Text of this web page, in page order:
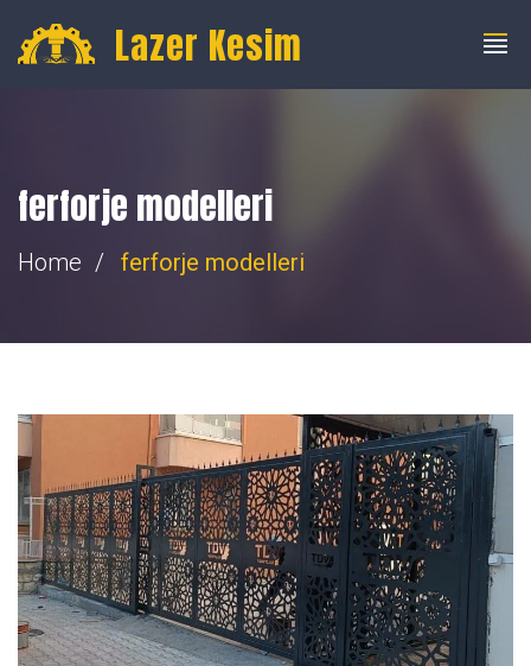
info@fibercnclazer.com
Lazer Kesim
ferforje modelleri
Home ferforje modelleri